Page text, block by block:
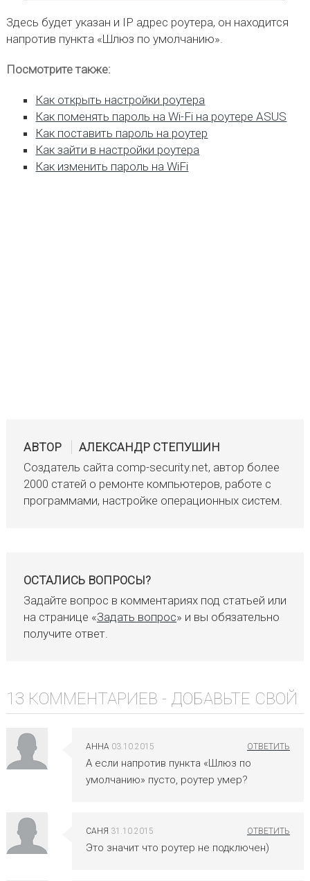
Здесь будет указан и IP адрес роутера, он находится
напротив пункта «Шлюз по умолчанию».
Посмотрите также:
Как открыть настройки роутера
Как поменять пароль на Wi-Fi на роутере ASUS
Как поставить пароль на роутер
Как зайти в настройки роутера
Как изменить пароль на WiFi
АВТОР
АЛЕКСАНДР СТЕПУШИН
Создатель сайта comp-security.net, автор более
2000 статей о ремонте компьютеров, работе с
программами, настройке операционных систем.
ОСТАЛИСЬ ВОПРОСЫ?
Задайте вопрос в комментариях под статьей или
на странице «Задать вопрос» и вы обязательно
получите ответ.
13 КОММЕНТАРИЕВ - ДОБАВЬТЕ СВОЙ
АННА 03.10.2015
А если напротив пункта «Шлюз по
умолчанию» пусто, роутер умер?
САНЯ 31.10.2015
Это значит что роутер не подключен)